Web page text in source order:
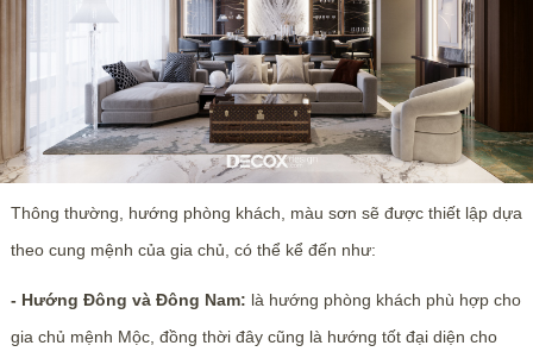
Thông thường, hướng phòng khách, màu sơn sẽ được thiết lập dựa
theo cung mệnh của gia chủ, có thể kể đến như:
- Hướng Đông và Đông Nam: là hướng phòng khách phù hợp cho
gia chủ mệnh Mộc, đồng thời đây cũng là hướng tốt đại diện cho